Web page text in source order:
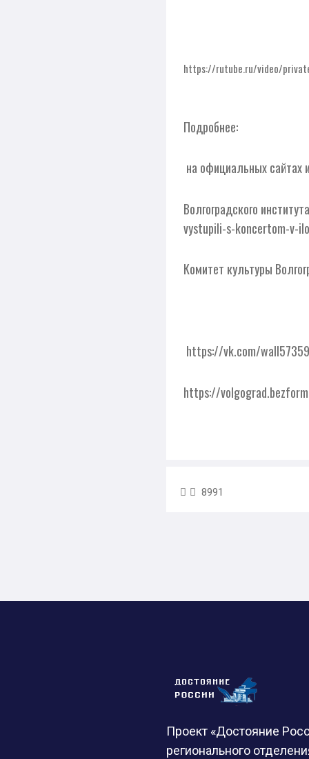
https://rutube.ru/video/
Подробнее:
на официальных сайтах
Волгоградского
vystupili-s-koncertom-v-
Комитет культуры
https://vk.com/
https://
8991
Проект «Достояние
регионального